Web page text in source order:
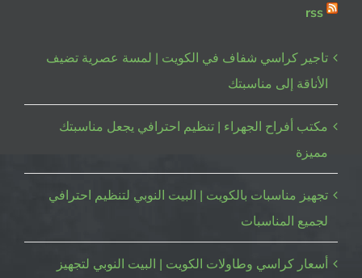
rss
تاجير كراسي شفاف في الكويت | لمسة عصرية تضيف
الأناقة إلى مناسبتك
مكتب أفراح الجهراء | تنظيم احترافي يجعل مناسبتك
مميزة
تجهيز مناسبات بالكويت | البيت النوبي لتنظيم احترافي
لجميع المناسبات
أسعار كراسي وطاولات الكويت | البيت النوبي لتجهيز